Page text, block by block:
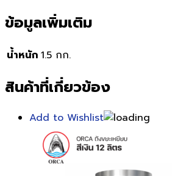
ข้อมูลเพิ่มเติม
น้ำหนัก 1.5 กก.
สินค้าที่เกี่ยวข้อง
Add to Wishlist